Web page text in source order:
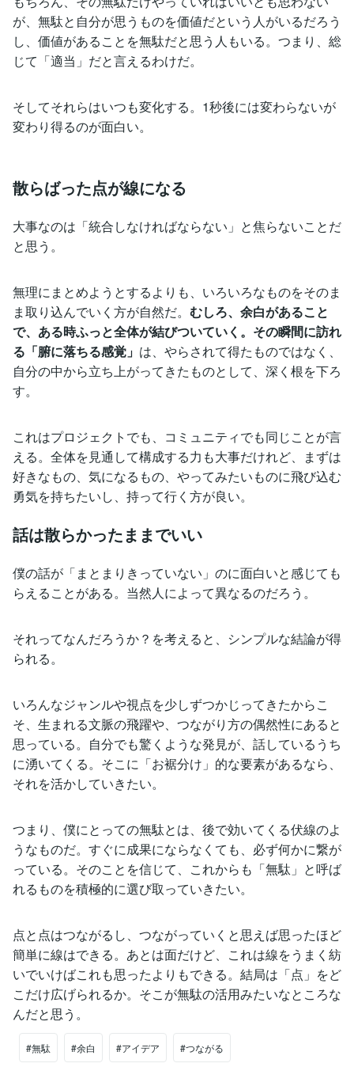
が、無駄と自分が思うものを価値だという人がいるだろう
し、価値があることを無駄だと思う人もいる。つまり、総
じて「適当」だと言えるわけだ。
そしてそれらはいつも変化する。1秒後には変わらないが
変わり得るのが面白い。
散らばった点が線になる
大事なのは「統合しなければならない」と焦らないことだ
と思う。
無理にまとめようとするよりも、いろいろなものをそのま
ま取り込んでいく方が自然だ。 むしろ、余白があること
で、ある時ふっと全体が結びついていく。その瞬間に訪れ
る「腑に落ちる感覚」 は、やらされて得たものではなく、
自分の中から立ち上がってきたものとして、深く根を下ろ
す。
これはプロジェクトでも、コミュニティでも同じことが言
える。全体を見通して構成する力も大事だけれど、まずは
好きなもの、気になるもの、やってみたいものに飛び込む
勇気を持ちたいし、持って行く方が良い。
話は散らかったままでいい
僕の話が「まとまりきっていない」のに面白いと感じても
らえることがある。当然人によって異なるのだろう。
それってなんだろうか？を考えると、シンプルな結論が得
られる。
いろんなジャンルや視点を少しずつかじってきたからこ
そ、生まれる文脈の飛躍や、つながり方の偶然性にあると
思っている。自分でも驚くような発見が、話しているうち
に湧いてくる。そこに「お裾分け」的な要素があるなら、
それを活かしていきたい。
つまり、僕にとっての無駄とは、後で効いてくる伏線のよ
うなものだ。すぐに成果にならなくても、必ず何かに繋が
っている。そのことを信じて、これからも「無駄」と呼ば
れるものを積極的に選び取っていきたい。
点と点はつながるし、つながっていくと思えば思ったほど
簡単に線はできる。あとは面だけど、これは線をうまく紡
いでいけばこれも思ったよりもできる。結局は「点」をど
こだけ広げられるか。そこが無駄の活用みたいなところな
んだと思う。
#無駄 #余白 #アイデア #つながる